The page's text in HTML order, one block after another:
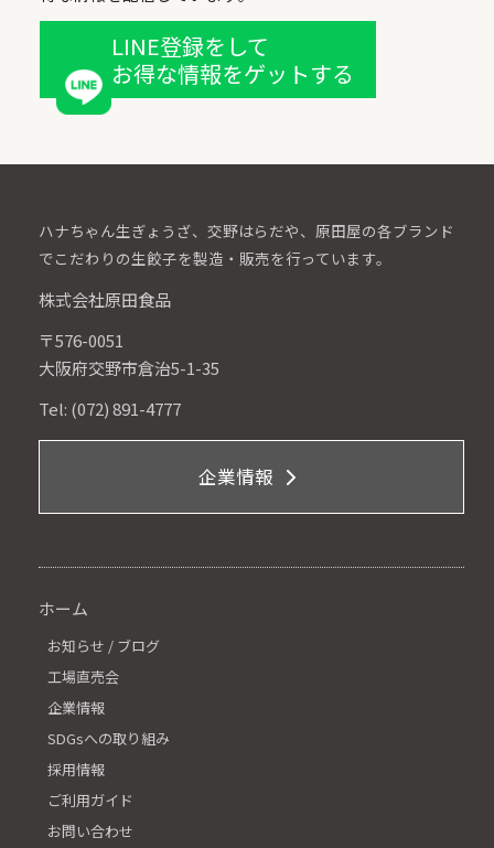
LINE登録をして
お得な情報をゲットする
ハナちゃん生ぎょうざ、交野はらだや、原田屋の各ブランド
でこだわりの生餃子を製造・販売を行っています。
株式会社原田食品
〒576-0051
大阪府交野市倉治5-1-35
Tel: (072) 891-4777
企業情報
ホーム
お知らせ / ブログ
工場直売会
企業情報
SDGsへの取り組み
採用情報
ご利用ガイド
お問い合わせ